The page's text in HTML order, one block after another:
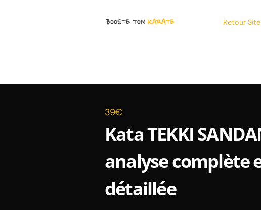
Retour
39€
Kata TEKKI
analyse complète
détaillée